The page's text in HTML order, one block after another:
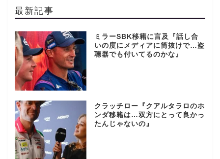
最新記事
ミラーSBK移籍に言及『話し合
いの度にメディアに筒抜けで…盗
聴器でも付いてるのかな』
クラッチロー『クアルタラロのホ
ンダ移籍は…双方にとって良かっ
たんじゃないの』